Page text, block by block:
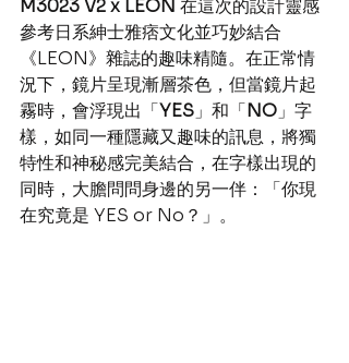
M3023 V2 x LEON 在這次的設計靈感
參考日系紳士雅痞文化並巧妙結合
《LEON》雜誌的趣味精隨。在正常情
況下，鏡片呈現漸層茶色，但當鏡片起
霧時，會浮現出「YES 」和「NO 」字
樣，如同一種隱藏又趣味的訊息，將獨
特性和神秘感完美結合，在字樣出現的
同時，大膽問問身邊的另一伴：「你現
在究竟是 YES or No？」。